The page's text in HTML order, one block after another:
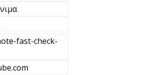
fast-check-